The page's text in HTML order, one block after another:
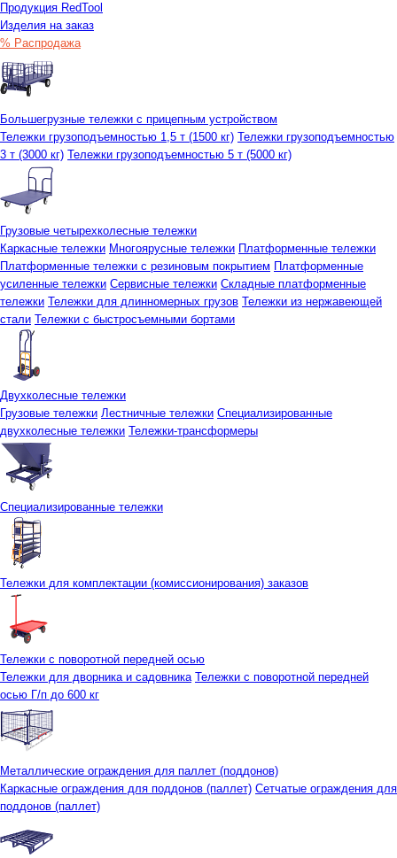
Продукция RedTool
Изделия на заказ
% Распродажа
Большегрузные тележки с прицепным устройством
Тележки грузоподъемностью 1,5 т (1500 кг) Тележки грузоподъемностью
3 т (3000 кг) Тележки грузоподъемностью 5 т (5000 кг)
Грузовые четырехколесные тележки
Каркасные тележки Многоярусные тележки Платформенные тележки
Платформенные тележки с резиновым покрытием Платформенные
усиленные тележки Сервисные тележки Складные платформенные
тележки Тележки для длинномерных грузов Тележки из нержавеющей
стали Тележки с быстросъемными бортами
Двухколесные тележки
Грузовые тележки Лестничные тележки Специализированные
двухколесные тележки Тележки-трансформеры
Специализированные тележки
Тележки для комплектации (комиссионирования) заказов
Тележки с поворотной передней осью
Тележки для дворника и садовника Тележки с поворотной передней
осью Г/п до 600 кг
Металлические ограждения для паллет (поддонов)
Каркасные ограждения для поддонов (паллет) Сетчатые ограждения для
поддонов (паллет)